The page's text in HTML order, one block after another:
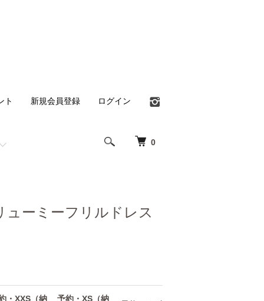
0
ト 新規会員登録 ログイン
ューミーフリルドレス
・XXS（納
予約・XS（納